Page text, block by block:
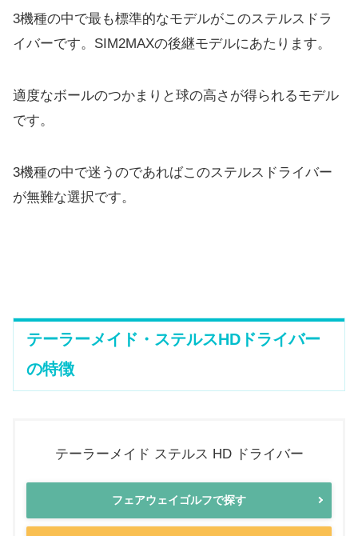
3機種の中で最も標準的なモデルがこのステルスドラ
イバーです。SIM2MAXの後継モデルにあたります。
適度なボールのつかまりと球の高さが得られるモデル
です。
3機種の中で迷うのであればこのステルスドライバー
が無難な選択です。
テーラーメイド・ステルスHDドライバー
の特徴
テーラーメイド ステルス HD ドライバー
フェアウェイゴルフで探す